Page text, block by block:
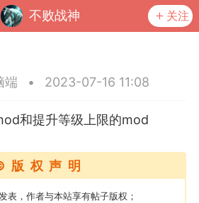
不败战神 关注
端 • 2023-07-16 11:08
和提升等级上限的mod
版权声明
表，作者与本站享有帖子版权；